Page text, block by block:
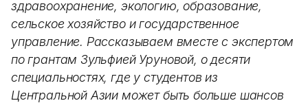
здравоохранение, экологию, образование,
сельское хозяйство и государственное
управление. Рассказываем вместе с экспертом
по грантам Зульфией Уруновой, о десяти
специальностях, где у студентов из
Центральной Азии может быть больше шансов